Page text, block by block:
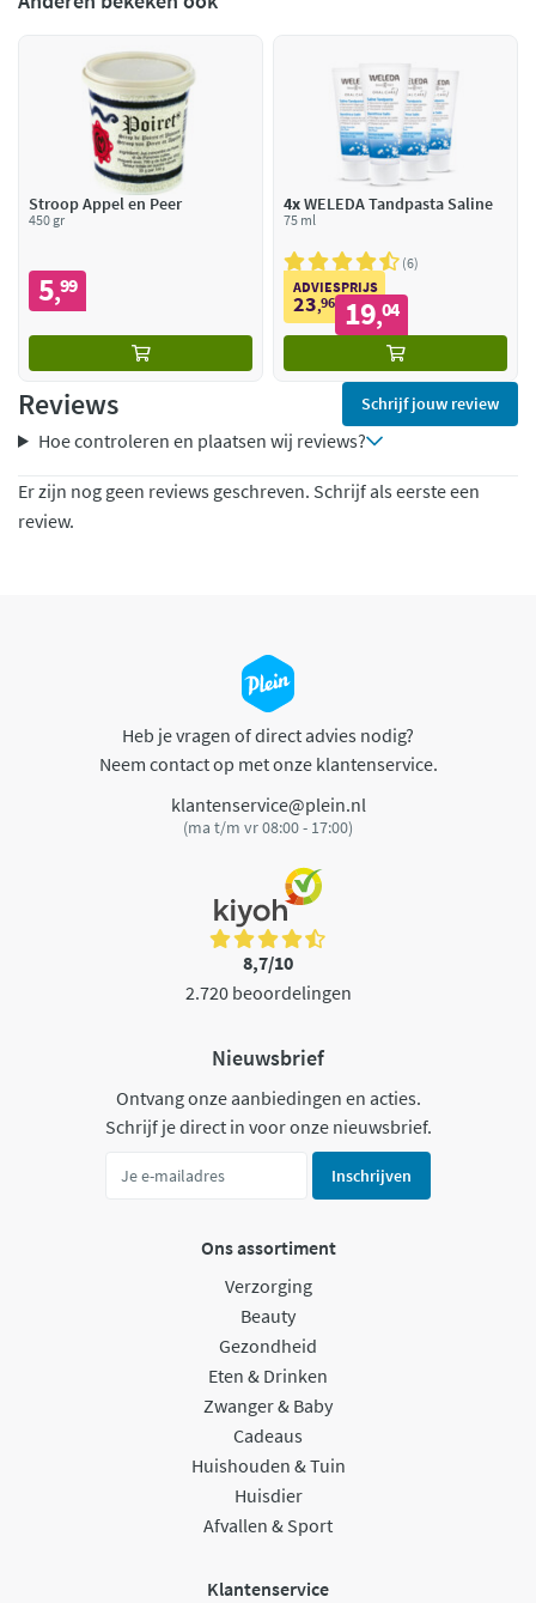
Stroop Appel en Peer
450 gr
5,99
4xWELEDA Tandpasta Saline
75 ml
6
ADVIESPRIJS
23,96 19,04
Reviews Schrijf jouw review
Hoe controleren en plaatsen wij reviews?
Er zijn nog geen reviews geschreven. Schrijf als eerste een
review.
Heb je vragen of direct advies nodig?
Neem contact op met onze klantenservice.
klantenservice@plein.nl
(ma t/m vr 08:00 - 17:00)
8,7/10
2.720 beoordelingen
Nieuwsbrief
Ontvang onze aanbiedingen en acties.
Schrijf je direct in voor onze nieuwsbrief.
Inschrijven
Ons assortiment
Verzorging
Beauty
Gezondheid
Eten & Drinken
Zwanger & Baby
Cadeaus
Huishouden & Tuin
Huisdier
Afvallen & Sport
Klantenservice